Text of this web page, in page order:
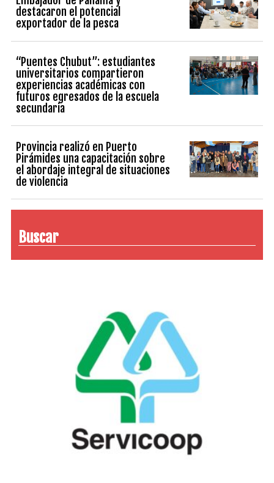
destacaron el potencial
exportador de la pesca
“Puentes Chubut”: estudiantes
universitarios compartieron
experiencias académicas con
futuros egresados de la escuela
secundaria
Provincia realizó en Puerto
Pirámides una capacitación sobre
el abordaje integral de situaciones
de violencia
Buscar